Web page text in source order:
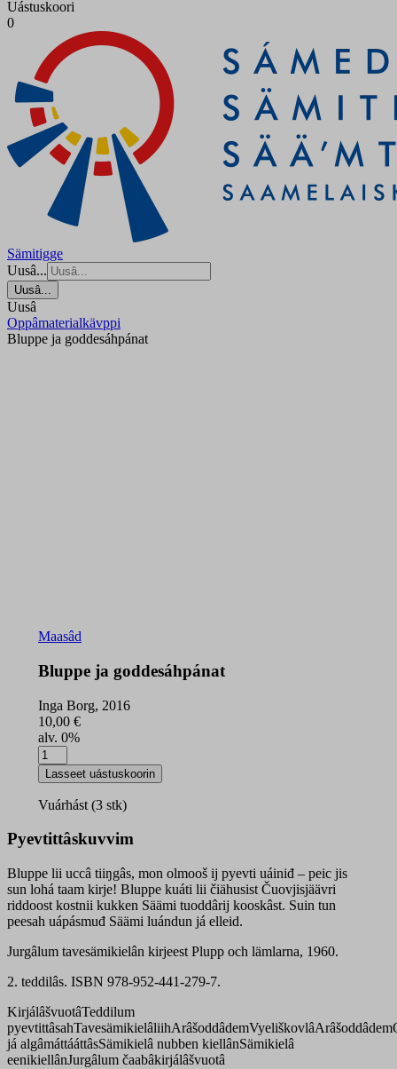
Uástuskoori
0
Sämitigge
Uusâ...
Uusâ...
Uusâ
Oppâmaterialkävppi
Bluppe ja goddesáhpánat
Maasâd
Bluppe ja goddesáhpánat
Inga Borg, 2016
10,00 €
alv. 0%
Bluppe
ja
goddesáhpánat
quantity
Lasseet uástuskoorin
Vuárhást (3 stk)
Pyevtittâskuvvim
Bluppe lii uccâ tiiŋgâs, mon olmooš ij pyevti uáiniđ – peic jis
sun lohá taam kirje! Bluppe kuáti lii čiähusist Čuovjisjäävri
riddoost kostnii kukken Säämi tuoddârij kooskâst. Suin tun
peesah uápásmuđ Säämi luándun já elleid.
Jurgâlum tavesämikielân kirjeest Plupp och lämlarna, 1960.
2. teddilâs. ISBN 978-952-441-279-7.
KirjálâšvuotâTeddilum
pyevtittâsahTavesämikielâliihArâšoddâdemVyeliškovlâArâšoddâdem
já algâmáttááttâsSämikielâ nubben kiellânSämikielâ
eenikiellânJurgâlum čaabâkirjálâšvuotâ